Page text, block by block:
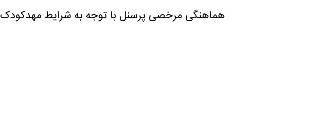
هماهنگی مرخصی پرسنل با توجه به شرایط مهدكودک